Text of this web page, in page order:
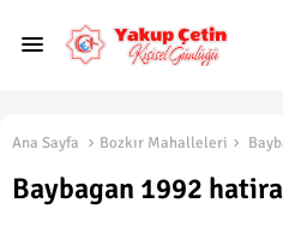
Ana Sayfa Bozkır Mahalleleri
Baybagan 1992